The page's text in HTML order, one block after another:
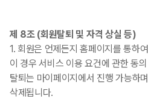
제 8조 (회원탈퇴 및 자격 상실 등)
1. 회원은 언제든지 홈페이지를 통하
이 경우 서비스 이용 요건에 관한 동
탈퇴는 마이페이지에서 진행 가능하
삭제됩니다.